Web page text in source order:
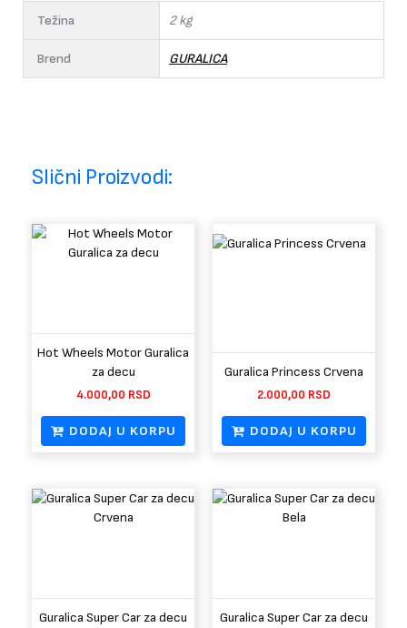
Težina 2 kg
Brend GURALICA
Slični Proizvodi:
Hot Wheels Motor Guralica
za decu
4.000,00 RSD
DODAJ U KORPU
Guralica Princess Crvena
2.000,00 RSD
DODAJ U KORPU
Guralica Super Car za decu
Guralica Super Car za decu